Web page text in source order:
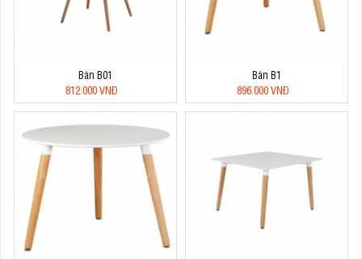
Bàn B01
812.000 VNĐ
Bàn B1
896.000 VNĐ